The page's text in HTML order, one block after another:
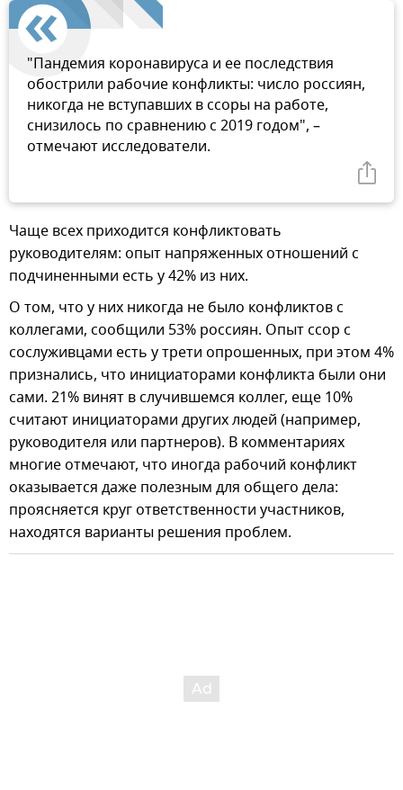
"Пандемия коронавируса и ее последствия
обострили рабочие конфликты: число россиян,
никогда не вступавших в ссоры на работе,
снизилось по сравнению с 2019 годом", –
отмечают исследователи.
Чаще всех приходится конфликтовать
руководителям: опыт напряженных отношений с
подчиненными есть у 42% из них.
О том, что у них никогда не было конфликтов с
коллегами, сообщили 53% россиян. Опыт ссор с
сослуживцами есть у трети опрошенных, при этом 4%
признались, что инициаторами конфликта были они
сами. 21% винят в случившемся коллег, еще 10%
считают инициаторами других людей (например,
руководителя или партнеров). В комментариях
многие отмечают, что иногда рабочий конфликт
оказывается даже полезным для общего дела:
проясняется круг ответственности участников,
находятся варианты решения проблем.